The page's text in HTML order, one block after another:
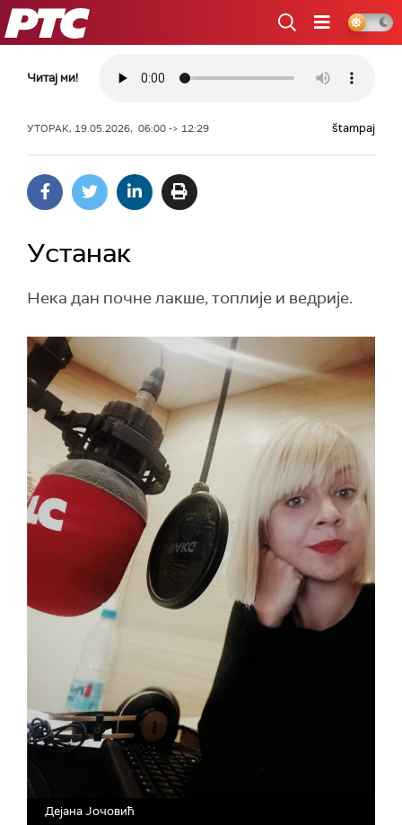
РТС
Читај ми!
УТОРАК, 19.05.2026, 06:00 -> 12:29 štampaj
Устанак
Нека дан почне лакше, топлије и ведрије.
Дејана Јочовић